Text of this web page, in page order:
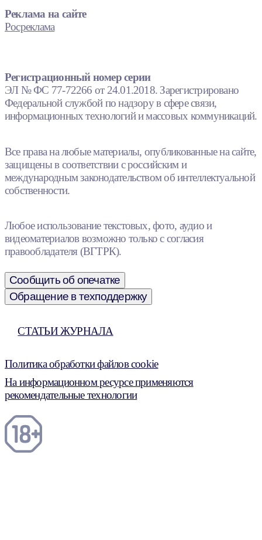
Реклама на сайте
Росреклама
Регистрационный номер серии
ЭЛ № ФС 77-72266 от 24.01.2018. Зарегистрировано
Федеральной службой по надзору в сфере связи,
информационных технологий и массовых коммуникаций.
Все права на любые материалы, опубликованные на сайте,
защищены в соответствии с российским и
международным законодательством об интеллектуальной
собственности.
Любое использование текстовых, фото, аудио и
видеоматериалов возможно только с согласия
правообладателя (ВГТРК).
Сообщить об опечатке
Обращение в техподдержку
СТАТЬИ ЖУРНАЛА
Политика обработки файлов cookie
На информационном ресурсе применяются
рекомендательные технологии